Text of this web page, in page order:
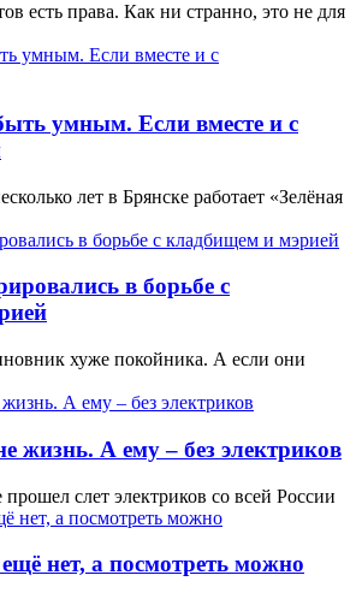
есть права. Как ни странно, это не для
умным. Если вместе и с
лет в Брянске работает «Зелёная
в борьбе с
хуже покойника. А если они
жизнь. А ему – без электриков
слет электриков со всей России
нет, а посмотреть можно